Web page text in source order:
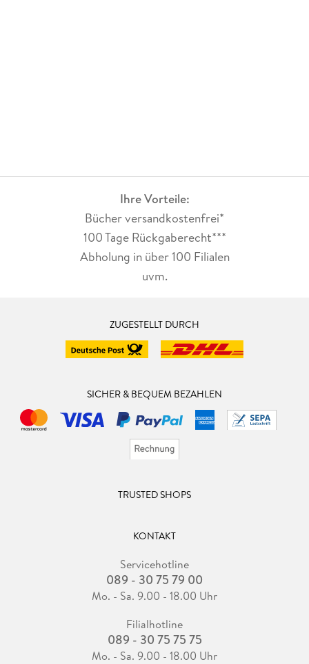
Ihre Vorteile:
Bücher versandkostenfrei*
100 Tage Rückgaberecht***
Abholung in über 100 Filialen
uvm.
ZUGESTELLT DURCH
SICHER & BEQUEM BEZAHLEN
TRUSTED SHOPS
KONTAKT
Servicehotline
089 - 30 75 79 00
Mo. - Sa. 9.00 - 18.00 Uhr
Filialhotline
089 - 30 75 75 75
Mo. - Sa. 9.00 - 18.00 Uhr